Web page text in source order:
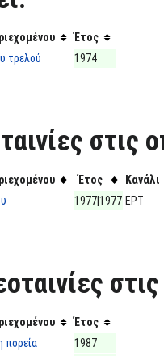
Έτος
τρελού
1974
στις
Έτος
Κανάλι
1977|1977 ΕΡΤ
Έτος
πορεία
1987